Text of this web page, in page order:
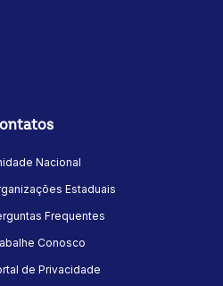
Nacional
Estaduais
Frequentes
Conosco
de Privacidade